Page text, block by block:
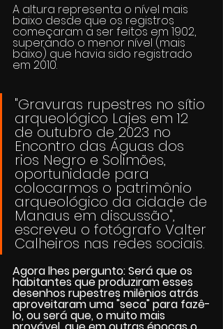
A altura representa o nível mais
baixo desde que os registros
começaram a ser feitos em 1902,
superando o menor nível (mais
baixo) que havia sido registrado
em 2010.
"Gravuras rupestres no sítio
arqueológico Lajes em 12
de outubro de 2023 no
Encontro das Águas dos
rios Negro e Solimões,
oportunidade para
colocarmos o patrimônio
arqueológico da cidade de
Manaus em discussão",
escreveu o fotógrafo Valter
Calheiros nas redes sociais.
Agora lhes pergunto: Será que os
habitantes que produziram esses
desenhos rupestres milênios atrás
aproveitaram uma "seca" para fazê-
lo, ou será que, o muito mais